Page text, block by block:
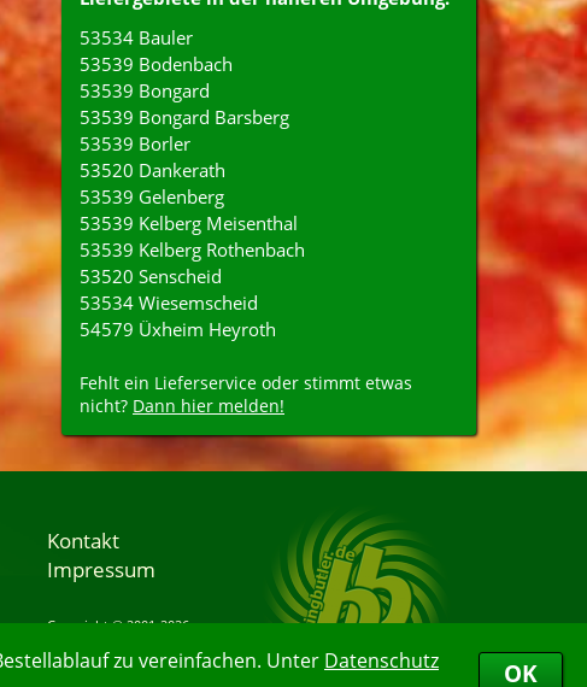
zu vereinfachen. Unter Datenschutz
OK
53534 Bauler
53539 Bodenbach
53539 Bongard
53539 Bongard Barsberg
53539 Borler
53520 Dankerath
53539 Gelenberg
53539 Kelberg Meisenthal
53539 Kelberg Rothenbach
53520 Senscheid
53534 Wiesemscheid
54579 Üxheim Heyroth
Fehlt ein Lieferservice oder stimmt etwas
nicht? Dann hier melden!
Kontakt
Impressum
Copyright © 2001-2026
07.08.2026 10:57:40